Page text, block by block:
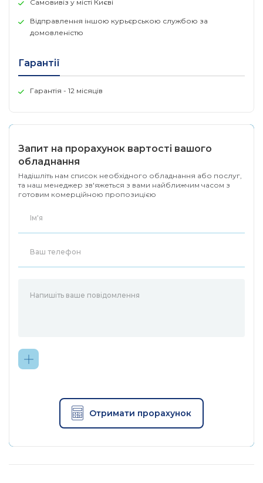
режим зарядки з тепловою компенсацією (вибраний
користувачем)
Самовивіз у місті Києві
Відправлення іншою курьєрською службою за
домовленістю
Гарантії
Гарантія - 12 місяців
Запит на прорахунок вартості вашого
обладнання
Надішліть нам список необхідного обладнання або послуг,
та наш менеджер зв'яжеться з вами найближчим часом з
готовим комерційною пропозицією
Отримати прорахунок